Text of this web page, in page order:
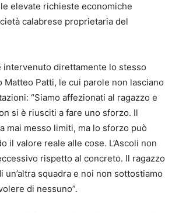
elevate richieste economiche
calabrese proprietaria del
intervenuto direttamente lo stesso
Patti, le cui parole non lasciano
“Siamo affezionati al ragazzo e
si è riusciti a fare uno sforzo. Il
mai messo limiti, ma lo sforzo può
il valore reale alle cose. L’Ascoli non
rispetto al concreto. Il ragazzo
un’altra squadra e noi non sottostiamo
di nessuno”.